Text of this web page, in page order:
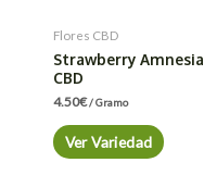
Flores CBD
Strawberry Amnesia
CBD
4.50€/ Gramo
Ver Variedad